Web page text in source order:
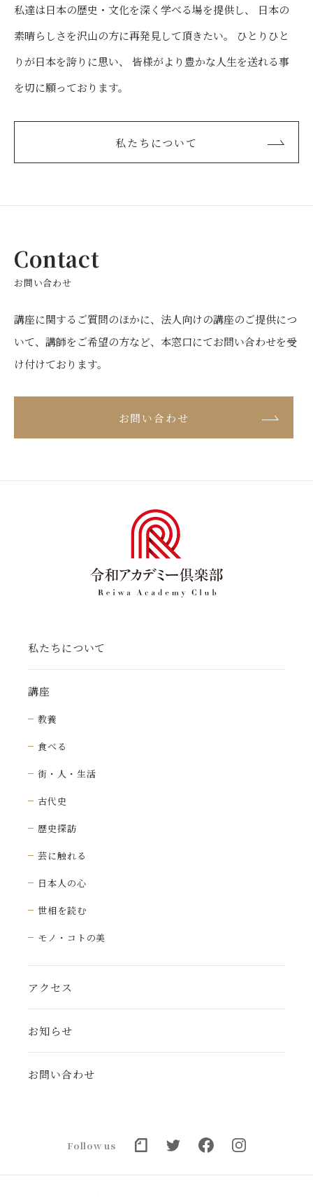
私達は日本の歴史・文化を深く学べる場を提供し、
日本の
素晴らしさを沢山の方に再発見して頂きたい。
ひとりひと
りが日本を誇りに思い、
皆様がより豊かな人生を送れる事
を切に願っております。
私たちについて
Contact
お問い合わせ
講座に関するご質問のほかに、法人向けの講座のご提供につ
いて、 講師をご希望の方など、本窓口にてお問い合わせを受
け付けております。
お問い合わせ
私たちについて
講座
教養
食べる
街・人・生活
古代史
歴史探訪
芸に触れる
日本人の心
世相を読む
モノ・コトの美
アクセス
お知らせ
お問い合わせ
Follow us